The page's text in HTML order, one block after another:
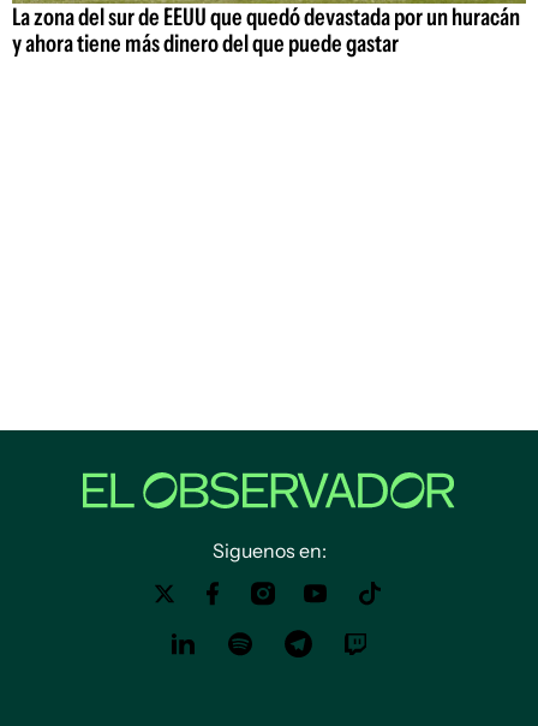
La zona del sur de EEUU que quedó devastada por un huracán
y ahora tiene más dinero del que puede gastar
Siguenos en: